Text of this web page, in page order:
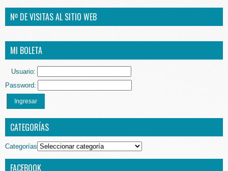
Nº DE VISITAS AL SITIO WEB
MI BOLETA
Usuario:
Password:
Ingresar
CATEGORÍAS
Categorías
FACEBOOK